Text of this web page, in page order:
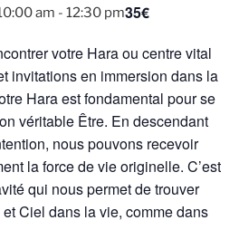
am - 12:30 pm35€
votre Hara ou centre vital
invitations en immersion dans la
Hara est fondamental pour se
véritable Être. En descendant
nous pouvons recevoir
la force de vie originelle. C’est
qui nous permet de trouver
Ciel dans la vie, comme dans